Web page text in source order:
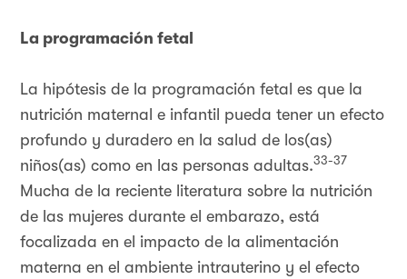
La programación fetal
La hipótesis de la programación fetal es que la
nutrición maternal e infantil pueda tener un efecto
profundo y duradero en la salud de los(as)
niños(as) como en las personas adultas.33-37
Mucha de la reciente literatura sobre la nutrición
de las mujeres durante el embarazo, está
focalizada en el impacto de la alimentación
materna en el ambiente intrauterino y el efecto